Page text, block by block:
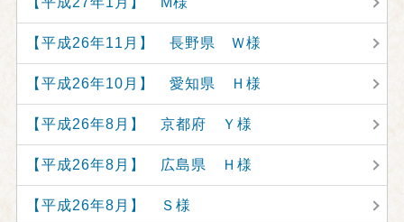
【平成26年11月】 長野県 Ｗ様
【平成26年10月】 愛知県 Ｈ様
【平成26年8月】 京都府 Ｙ様
【平成26年8月】 広島県 Ｈ様
【平成26年8月】 Ｓ様